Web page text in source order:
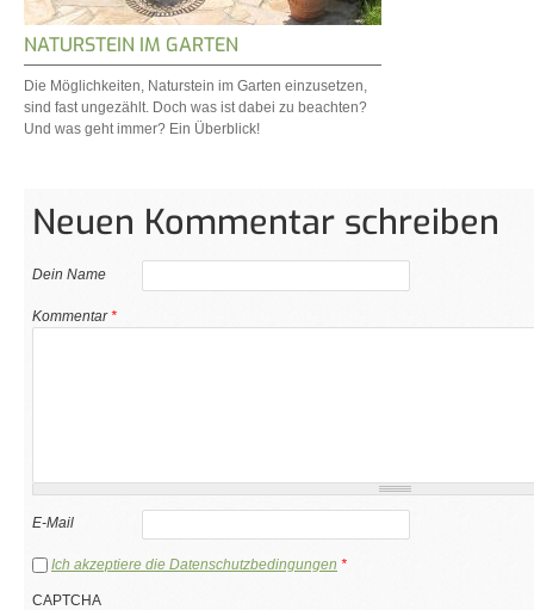
NATURSTEIN IM GARTEN
Die Möglichkeiten, Naturstein im Garten einzusetzen,
sind fast ungezählt. Doch was ist dabei zu beachten?
Und was geht immer? Ein Überblick!
Neuen Kommentar schreiben
Dein Name
Kommentar*
E-Mail
Ich akzeptiere die Datenschutzbedingungen *
CAPTCHA